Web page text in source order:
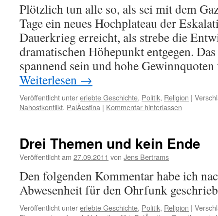
Plötzlich tun alle so, als sei mit dem
Tage ein neues Hochplateau der
Dauerkrieg erreicht, als strebe die
dramatischen Höhepunkt entgegen.
spannend sein und hohe
Weiterlesen →
Veröffentlicht untererlebte Geschichte, Politik, Religion |
Nahostkonflikt, PalÃ¤stina | Kommentar hinterlassen
Drei Themen und kein Ende
Veröffentlicht am 27.09.2011 von Jens Bertrams
Den folgenden Kommentar habe ich
Abwesenheit für den Ohrfunk
Veröffentlicht untererlebte Geschichte, Politik, Religion |